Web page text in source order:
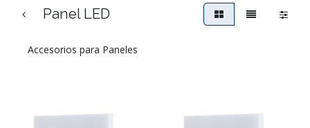
Panel LED
Accesorios para Paneles